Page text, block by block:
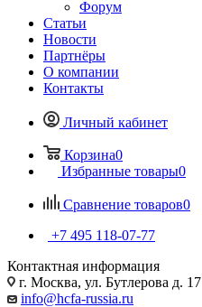
Форум
Статьи
Новости
Партнёры
О компании
Контакты
Личный кабинет
Корзина0
Избранные товары0
Сравнение товаров0
+7 495 118-07-77
Контактная информация
г. Москва, ул. Бутлерова д. 17
info@hcfa-russia.ru